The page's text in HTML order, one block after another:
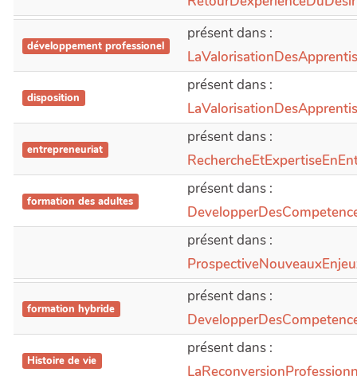
développement professionel
présent dans :
disposition
présent dans :
entrepreneuriat
présent dans :
formation des adultes
présent dans :
présent dans :
formation hybride
présent dans :
Histoire de vie
présent dans :